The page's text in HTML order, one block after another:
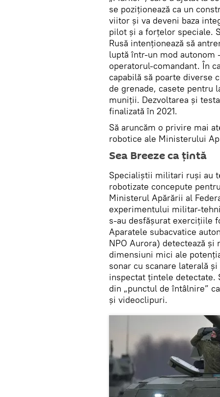
se poziționează ca un
viitor și va deveni baza
pilot și a forțelor speciale.
Rusă intenționează să
luptă într-un mod
operatorul-comandant. În
capabilă să poarte diverse
de grenade, casete pentru
muniții. Dezvoltarea și
finalizată în 2021.
Să aruncăm o privire mai
robotice ale Ministerului
Sea Breeze ca țintă
Specialiștii militari ruși au
robotizate concepute
Ministerul Apărării al
experimentului militar-
s-au desfășurat exercițiile
Aparatele subacvatice
NPO Aurora) detectează
dimensiuni mici ale
sonar cu scanare laterală
inspectat țintele detectate.
din „punctul de întâlnire”
și videoclipuri.